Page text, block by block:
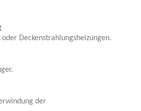
Deckenstrahlungsheizungen.
der